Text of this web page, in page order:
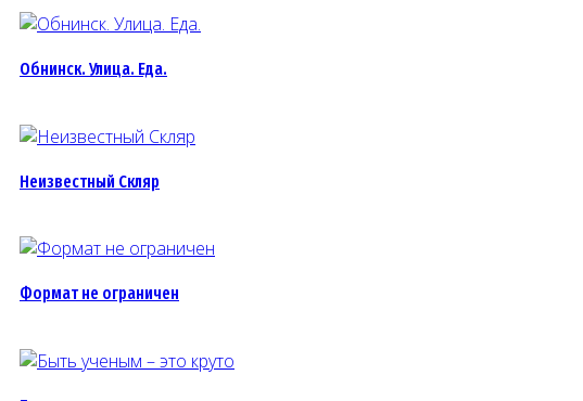
Обнинск. Улица. Еда.
Неизвестный Скляр
Формат не ограничен